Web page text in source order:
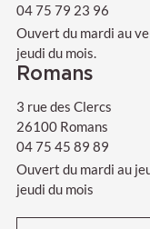
04 75 79 23 96
Ouvert du mardi au
jeudi du mois.
Romans
3 rue des Clercs
26100 Romans
04 75 45 89 89
Ouvert du mardi au
jeudi du mois